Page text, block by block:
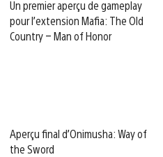
Un premier aperçu de gameplay
pour l’extension Mafia: The Old
Country – Man of Honor
Aperçu final d’Onimusha: Way of
the Sword